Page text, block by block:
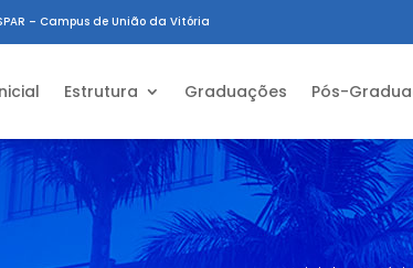
– Campus de União da Vitória
Estrutura Graduações Pós-